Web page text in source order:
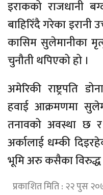
इराकको राजधानी
बाहिरिँदै गरेका
कासिम सुलेमानीका
चुनौती थपिएको हो ।
अमेरिकी राष्ट्रपति
हवाई आक्रमणमा
तनावको अवस्था छ
अर्कालाई धम्की
भूमि अरु कसैका विरुद्ध
प्रकाशित मिति : २२ पुस